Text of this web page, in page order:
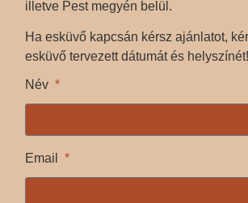
illetve Pest megyén belül.
Ha esküvő kapcsán kérsz ajánlatot,
esküvő tervezett dátumát és
Név
Email